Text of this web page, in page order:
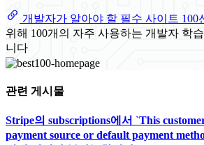
개발자가 알아야 할 필수 사이트 100
위해 100개의 자주 사용하는 개발자 학
니다
관련 게시물
Stripe의 subscriptions에서 `This
payment source or default payment